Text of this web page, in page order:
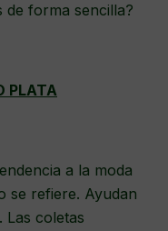
de forma sencilla?
PLATA
a la moda
se refiere. Ayudan
Las coletas